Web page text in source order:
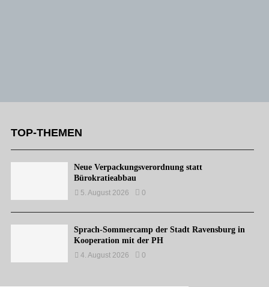
TOP-THEMEN
Neue Verpackungsverordnung statt
Bürokratieabbau
5. August 2026 0
Sprach-Sommercamp der Stadt Ravensburg in
Kooperation mit der PH
4. August 2026 0